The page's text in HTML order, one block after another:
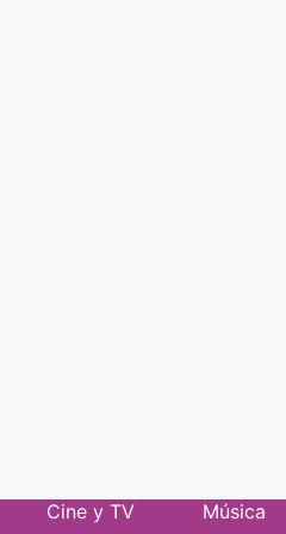
Cine y TV Música